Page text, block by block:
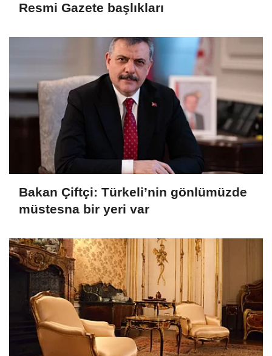
Resmi Gazete başlıkları
Bakan Çiftçi: Türkeli’nin gönlümüzde
müstesna bir yeri var